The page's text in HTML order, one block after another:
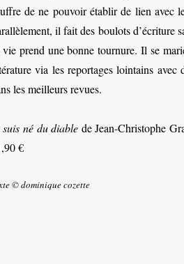
de ne pouvoir établir de lien avec
il fait des boulots d’écriture
vie prend une bonne tournure. Il se
via les reportages lointains avec
les meilleurs revues.
suis né du diable de Jean-Christophe
€
© dominique cozette